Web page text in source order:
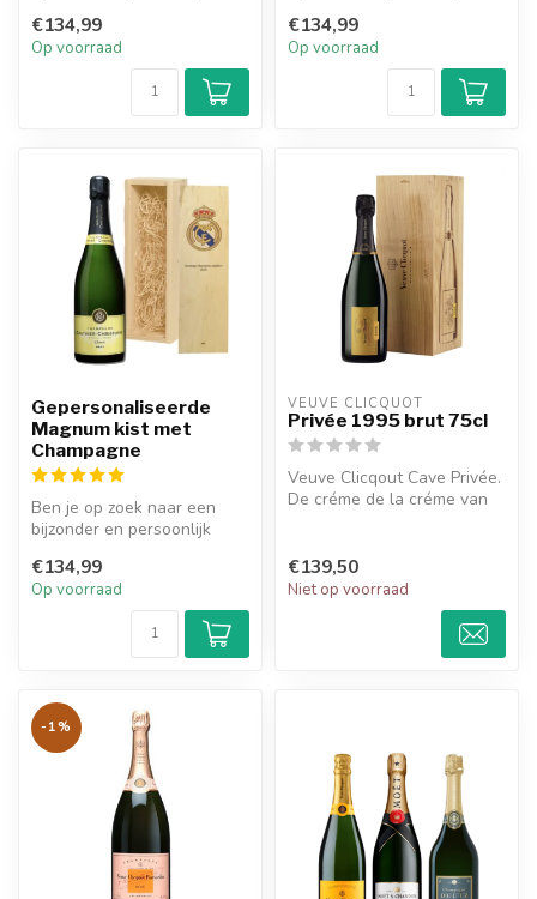
housewarming of...
€134,99
Op voorraad
bruids...
€134,99
Op voorraad
Gepersonaliseerde
Magnum kist met
Champagne
Ben je op zoek naar een
bijzonder en persoonlijk
champagneliefhe...
€134,99
Op voorraad
VEUVE CLICQUOT
Privée 1995 brut 75cl
Veuve Clicqout Cave Privée.
De créme de la créme van
€139,50
Niet op voorraad
-1%